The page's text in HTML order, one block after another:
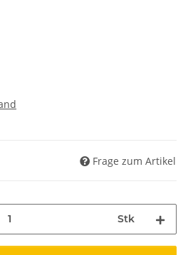
Frage zum Artikel
Stk